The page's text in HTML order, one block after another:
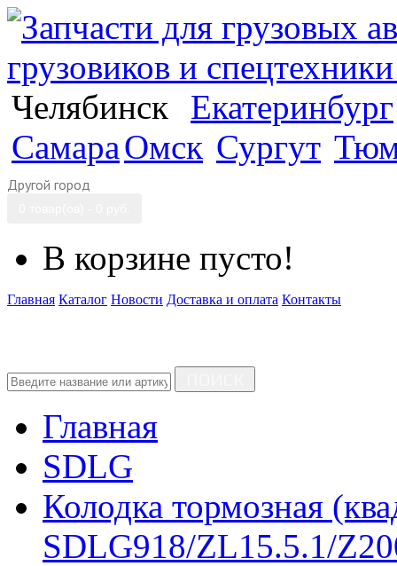
Челябинск
Екатеринбург
СамараОмск Сургут
Другой город
В корзине пусто!
Главная Каталог Новости Доставка и оплата Контакты
Главная
SDLG
Колодка тормозная
SDLG918/ZL15.5.1/